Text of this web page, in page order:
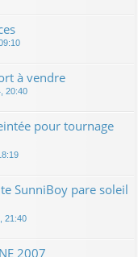
à vendre
20:40
pour tournage
SunniBoy pare soleil
21:40
2007